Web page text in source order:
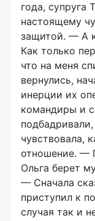
года, супруга
настоящему
защитой. — А
Как только
что на меня
вернулись,
инерции их
командиры и
чувствовала,
отношение. —
Ольга берет
— Сначала
приступил к
случая так и